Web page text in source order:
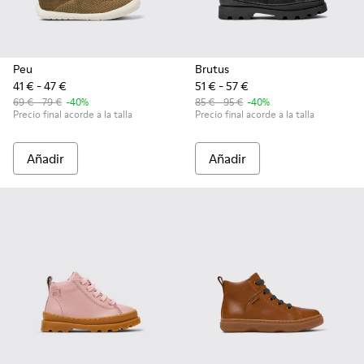
Peu
41 € - 47 €
69 € - 79 € -40%
Precio final acorde a la talla
Añadir
Brutus
51 € - 57 €
85 € - 95 € -40%
Precio final acorde a la talla
Añadir